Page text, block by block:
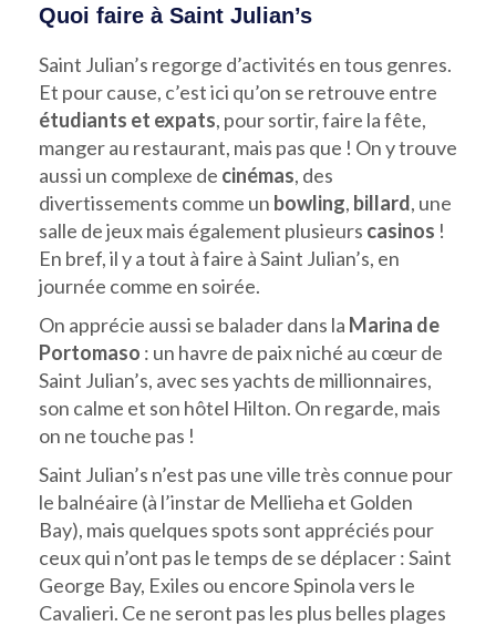
Quoi faire à Saint Julian’s
Saint Julian’s regorge d’activités en tous genres.
Et pour cause, c’est ici qu’on se retrouve entre
étudiants et expats, pour sortir, faire la fête,
manger au restaurant, mais pas que ! On y trouve
aussi un complexe de cinémas, des
divertissements comme un bowling, billard, une
salle de jeux mais également plusieurs casinos !
En bref, il y a tout à faire à Saint Julian’s, en
journée comme en soirée.
On apprécie aussi se balader dans la Marina de
Portomaso : un havre de paix niché au cœur de
Saint Julian’s, avec ses yachts de millionnaires,
son calme et son hôtel Hilton. On regarde, mais
on ne touche pas !
Saint Julian’s n’est pas une ville très connue pour
le balnéaire (à l’instar de Mellieha et Golden
Bay), mais quelques spots sont appréciés pour
ceux qui n’ont pas le temps de se déplacer : Saint
George Bay, Exiles ou encore Spinola vers le
Cavalieri. Ce ne seront pas les plus belles plages